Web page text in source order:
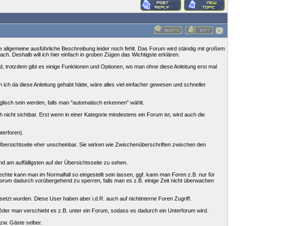
ausführliche Beschreibung leider noch fehlt. Das Forum wird ständig mit großem
Deshalb will ich hier einfach in groben Zügen das Wichtigste erklären.
gibt es einige Funktionen und Optionen, wo man ohne diese Anleitung erst mal
da diese Anleitung gehabt hätte, wäre alles viel einfacher gewesen und schneller
sein werden, falls man "automatisch erkennen" wählt.
sichtbar. Erst wenn in einer Kategorie mindestens ein Forum ist, wird auch die
eher unscheinbar. Sie wirken wie Zwischenüberschriften zwischen den
am auffälligsten auf der Übersichtsseite zu sehen.
kann man im Normalfall so eingestellt sein lassen, ggf. kann man Foren z.B. nur für
dadurch vorübergehend zu sperren, falls man es z.B. einige Zeit nicht überwachen
wurden. Diese User haben aber i.d.R. auch auf nichtinterne Foren Zugriff.
man verschiebt es z.B. unter ein Forum, sodass es dadurch ein Unterforum wird.
Gäste selber.